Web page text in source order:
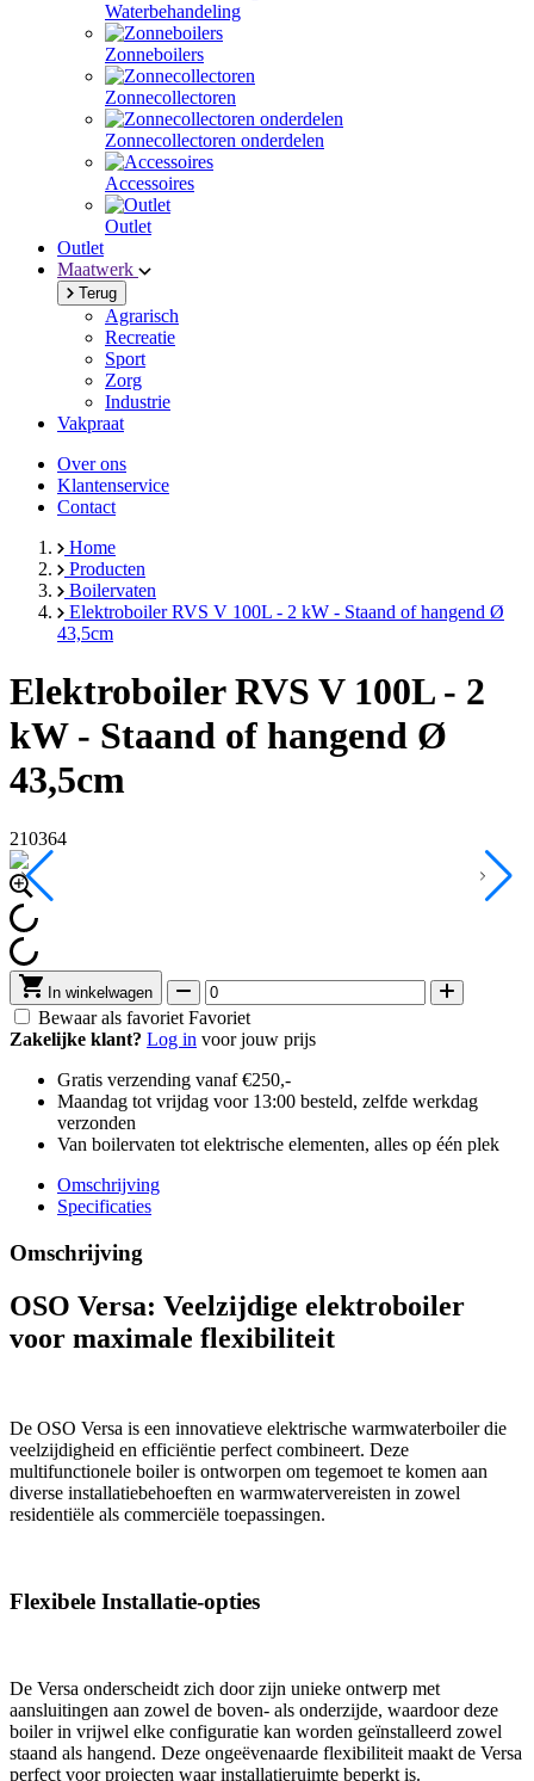
Waterbehandeling
Zonneboilers
Zonnecollectoren
Zonnecollectoren onderdelen
Accessoires
Outlet
Outlet
Maatwerk
Terug
Agrarisch
Recreatie
Sport
Zorg
Industrie
Vakpraat
Over ons
Klantenservice
Contact
Home
Producten
Boilervaten
Elektroboiler RVS V 100L - 2 kW - Staand of hangend Ø
43,5cm
Elektroboiler RVS V 100L - 2
kW - Staand of hangend Ø
43,5cm
210364
In winkelwagen
Bewaar als favoriet Favoriet
Zakelijke klant? Log in voor jouw prijs
Gratis verzending vanaf €250,-
Maandag tot vrijdag voor 13:00 besteld, zelfde werkdag
verzonden
Van boilervaten tot elektrische elementen, alles op één plek
Omschrijving
Specificaties
Omschrijving
OSO Versa: Veelzijdige elektroboiler
voor maximale flexibiliteit
De OSO Versa is een innovatieve elektrische warmwaterboiler die
veelzijdigheid en efficiëntie perfect combineert. Deze
multifunctionele boiler is ontworpen om tegemoet te komen aan
diverse installatiebehoeften en warmwatervereisten in zowel
residentiële als commerciële toepassingen.
Flexibele Installatie-opties
De Versa onderscheidt zich door zijn unieke ontwerp met
aansluitingen aan zowel de boven- als onderzijde, waardoor deze
boiler in vrijwel elke configuratie kan worden geïnstalleerd zowel
staand als hangend. Deze ongeëvenaarde flexibiliteit maakt de Versa
perfect voor projecten waar installatieruimte beperkt is.